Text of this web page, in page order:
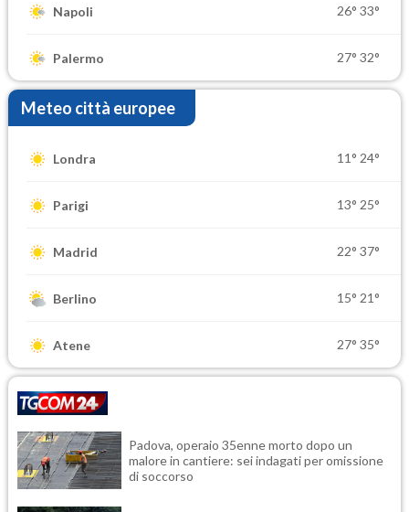
Napoli 26° 33°
Palermo 27° 32°
Meteo città europee
Londra 11° 24°
Parigi 13° 25°
Madrid 22° 37°
Berlino 15° 21°
Atene 27° 35°
Padova, operaio 35enne morto dopo un
malore in cantiere: sei indagati per omissione
di soccorso